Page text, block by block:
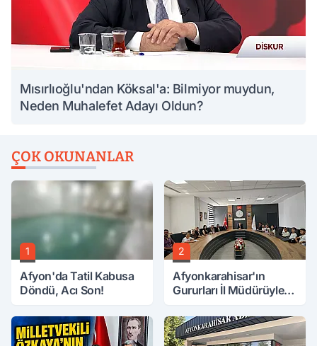
Mısırlıoğlu'ndan Köksal'a: Bilmiyor muydun,
Neden Muhalefet Adayı Oldun?
ÇOK OKUNANLAR
1
Afyon'da Tatil Kabusa
Döndü, Acı Son!
2
Afyonkarahisar'ın
Gururları İl Müdürüyle